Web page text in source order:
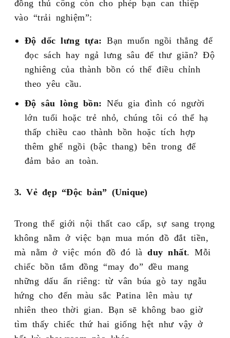
vào “trải nghiệm”:
Độ dốc lưng tựa: Bạn muốn ngồi thẳng để
đọc sách hay ngả lưng sâu để thư giãn? Độ
nghiêng của thành bồn có thể điều chỉnh
theo yêu cầu.
Độ sâu lòng bồn: Nếu gia đình có người
lớn tuổi hoặc trẻ nhỏ, chúng tôi có thể hạ
thấp chiều cao thành bồn hoặc tích hợp
thêm ghế ngồi (bậc thang) bên trong để
đảm bảo an toàn.
3. Vẻ đẹp “Độc bản” (Unique)
Trong thế giới nội thất cao cấp, sự sang trọng
không nằm ở việc bạn mua món đồ đắt tiền,
mà nằm ở việc món đồ đó làduy nhất . Mỗi
chiếc bồn tắm đồng “may đo” đều mang
những dấu ấn riêng: từ vân búa gò tay ngẫu
hứng cho đến màu sắc Patina lên màu tự
nhiên theo thời gian. Bạn sẽ không bao giờ
tìm thấy chiếc thứ hai giống hệt như vậy ở